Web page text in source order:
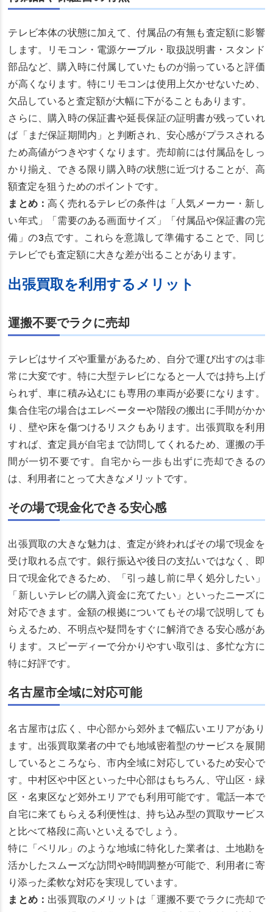
テレビ本体の状態に加えて、付属品の有無も査定額に影響
します。リモコン・電源ケーブル・取扱説明書・スタンド
部品など、購入時に付属していたものが揃っていると評価
が高くなります。特にリモコンは使用上欠かせないため、
欠品していると査定額が大幅に下がることもあります。
さらに、購入時の保証書や延長保証の証明書が残っていれ
ば「まだ保証期間内」と判断され、安心感がプラスされる
ため高値がつきやすくなります。売却前には付属品をしっ
かり揃え、できる限り購入時の状態に近づけることが、高
額査定を狙うためのポイントです。
まとめ：高く売れるテレビの条件は「人気メーカー・新し
い年式」「需要のある画面サイズ」「付属品や保証書の完
備」の3点です。これらを意識して準備することで、同じ
テレビでも査定額に大きな差が出ることがあります。
出張買取を利用するメリット
運搬不要でラクに売却
テレビはサイズや重量があるため、自分で運び出すのは非
常に大変です。特に大型テレビになると一人では持ち上げ
られず、車に積み込むにも専用の車両が必要になります。
集合住宅の場合はエレベーターや階段の搬出に手間がかか
り、壁や床を傷つけるリスクもあります。出張買取を利用
すれば、査定員が自宅まで訪問してくれるため、運搬の手
間が一切不要です。自宅から一歩も出ずに売却できるの
は、利用者にとって大きなメリットです。
その場で現金化できる安心感
出張買取の大きな魅力は、査定が終わればその場で現金を
受け取れる点です。銀行振込や後日の支払いではなく、即
日で現金化できるため、「引っ越し前に早く処分したい」
「新しいテレビの購入資金に充てたい」といったニーズに
対応できます。金額の根拠についてもその場で説明しても
らえるため、不明点や疑問をすぐに解消できる安心感があ
ります。スピーディーで分かりやすい取引は、多忙な方に
特に好評です。
名古屋市全域に対応可能
名古屋市は広く、中心部から郊外まで幅広いエリアがあり
ます。出張買取業者の中でも地域密着型のサービスを展開
しているところなら、市内全域に対応しているため安心で
す。中村区や中区といった中心部はもちろん、守山区・緑
区・名東区など郊外エリアでも利用可能です。電話一本で
自宅に来てもらえる利便性は、持ち込み型の買取サービス
と比べて格段に高いといえるでしょう。
特に「ベリル」のような地域に特化した業者は、土地勘を
活かしたスムーズな訪問や時間調整が可能で、利用者に寄
り添った柔軟な対応を実現しています。
まとめ： 出張買取のメリットは「運搬不要でラクに売却で